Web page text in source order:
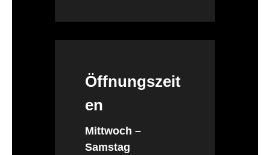
Öffnungszeit
en
Mittwoch –
Samstag